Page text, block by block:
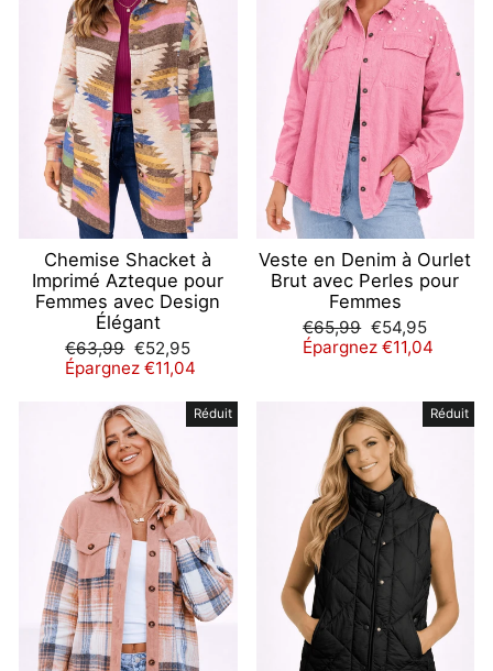
Chemise Shacket à
Imprimé Azteque pour
Femmes avec Design
Élégant
Prix
régulier
€63,99 Prix
réduit
€52,95
Épargnez €11,04
Veste en Denim à Ourlet
Brut avec Perles pour
Femmes
Prix
régulier
€65,99 Prix
réduit
€54,95
Épargnez €11,04
Réduit Réduit